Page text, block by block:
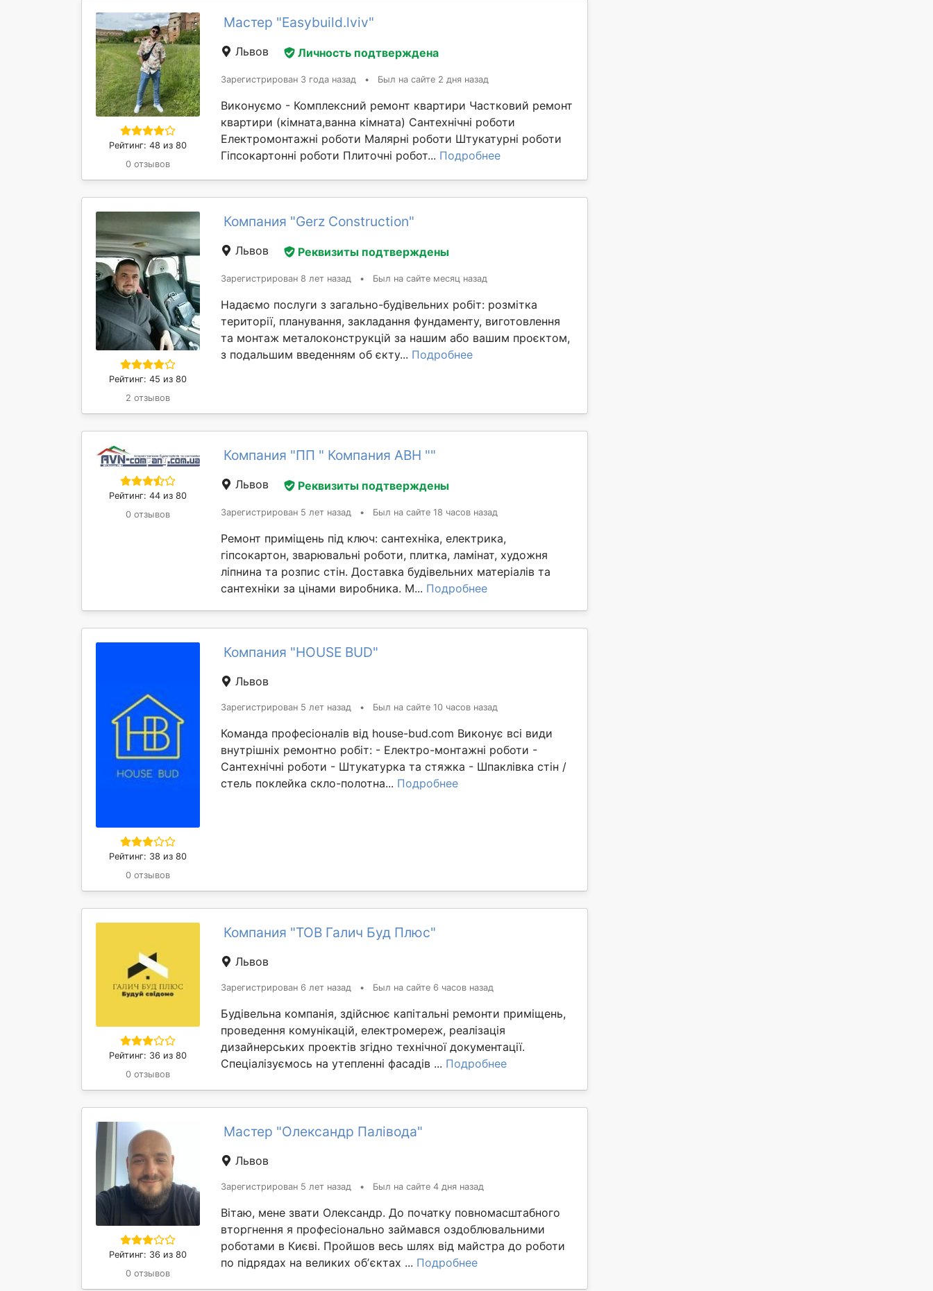
Рейтинг: 48 из 80
0 отзывов
Мастер "Easybuild.lviv"
Львов Личность подтверждена
Зарегистрирован 3 года назад • Был на сайте 2 дня назад
Виконуємо - Комплексний ремонт квартири Частковий ремонт
квартири (кімната,ванна кімната) Сантехнічні роботи
Електромонтажні роботи Малярні роботи Штукатурні роботи
Гіпсокартонні роботи Плиточні робот... Подробнее
Рейтинг: 45 из 80
2 отзывов
Компания "Gerz Construction"
Львов Реквизиты подтверждены
Зарегистрирован 8 лет назад • Был на сайте месяц назад
Надаємо послуги з загально-будівельних робіт: розмітка
території, планування, закладання фундаменту, виготовлення
та монтаж металоконструкцій за нашим або вашим проєктом,
з подальшим введенням об єкту... Подробнее
Рейтинг: 44 из 80
0 отзывов
Компания "ПП " Компания АВН ""
Львов Реквизиты подтверждены
Зарегистрирован 5 лет назад • Был на сайте 18 часов назад
Ремонт приміщень під ключ: сантехніка, електрика,
гіпсокартон, зварювальні роботи, плитка, ламінат, художня
ліпнина та розпис стін. Доставка будівельних матеріалів та
сантехніки за цінами виробника. М... Подробнее
Рейтинг: 38 из 80
0 отзывов
Компания "HOUSE BUD"
Львов
Зарегистрирован 5 лет назад • Был на сайте 10 часов назад
Команда професіоналів від house-bud.com Виконує всі види
внутрішніх ремонтно робіт: - Електро-монтажні роботи -
Сантехнічні роботи - Штукатурка та стяжка - Шпаклівка стін /
стель поклейка скло-полотна... Подробнее
Рейтинг: 36 из 80
0 отзывов
Компания "ТОВ Галич Буд Плюс"
Львов
Зарегистрирован 6 лет назад • Был на сайте 6 часов назад
Будівельна компанія, здійснює капітальні ремонти приміщень,
проведення комунікацій, електромереж, реалізація
дизайнерських проектів згідно технічної документації.
Спеціалізуємось на утепленні фасадів ... Подробнее
Рейтинг: 36 из 80
0 отзывов
Мастер "Олександр Палівода"
Львов
Зарегистрирован 5 лет назад • Был на сайте 4 дня назад
Вітаю, мене звати Олександр. До початку повномасштабного
вторгнення я професіонально займався оздоблювальними
роботами в Києві. Пройшов весь шлях від майстра до роботи
по підрядах на великих обʼєктах ... Подробнее